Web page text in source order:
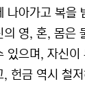
나아가고 복을
의 영, 혼, 몸은
있으며, 자신이
, 헌금 역시 철